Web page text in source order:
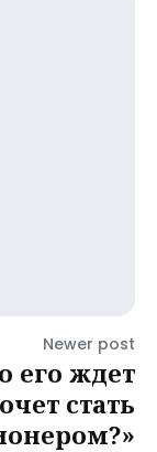
Newer post
его ждет
стать